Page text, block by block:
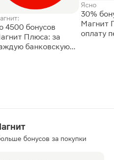
4500 бонусов
Плюса: за
банковскую
Ясно
30%
Магнит
оплату
бонусов за покупки